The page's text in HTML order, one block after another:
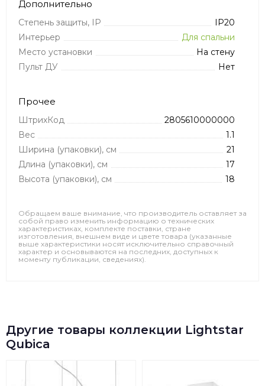
Дополнительно
Степень защиты, IP
IP20
Интерьер
Для спальни
Место установки
На стену
Пульт ДУ
Нет
Прочее
ШтрихКод
2805610000000
Вес
1.1
Ширина (упаковки), см
21
Длина (упаковки), см
17
Высота (упаковки), см
18
Обращаем ваше внимание, что производитель оставляет за
собой право изменить информацию о технических
характеристиках, комплекте поставки, стране
изготовления, внешнем виде и цвете товара (указанные
выше характеристики носят исключительно справочный
характер и основываются на последних, доступных к
моменту публикации, сведениях).
Другие товары коллекции Lightstar
Qubica